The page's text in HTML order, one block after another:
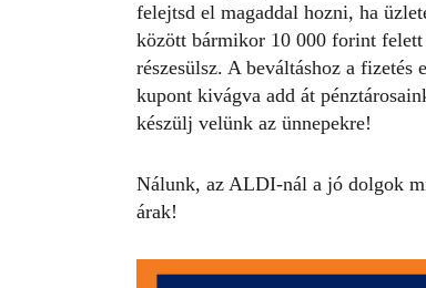
felejtsd el magaddal hozni, ha
között bármikor 10 000 forint
részesülsz. A beváltáshoz a
kupont kivágva add át
készülj velünk az ünnepekre!
Nálunk, az ALDI-nál a jó dolgok
árak!